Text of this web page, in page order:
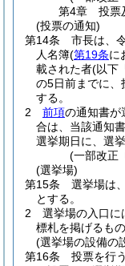
第4章
投票
(投票の通知)
第14条
市長は、
人名簿(第19条に
載された者(以下
の5日前までに、
する。
2
前項の通知書が
合は、当該通知
選挙期日に、選
(一部改正
(選挙場)
第15条
選挙場は
とする。
2
選挙場の入口に
標札を掲げるもの
(選挙場の設備の
第16条
投票を行